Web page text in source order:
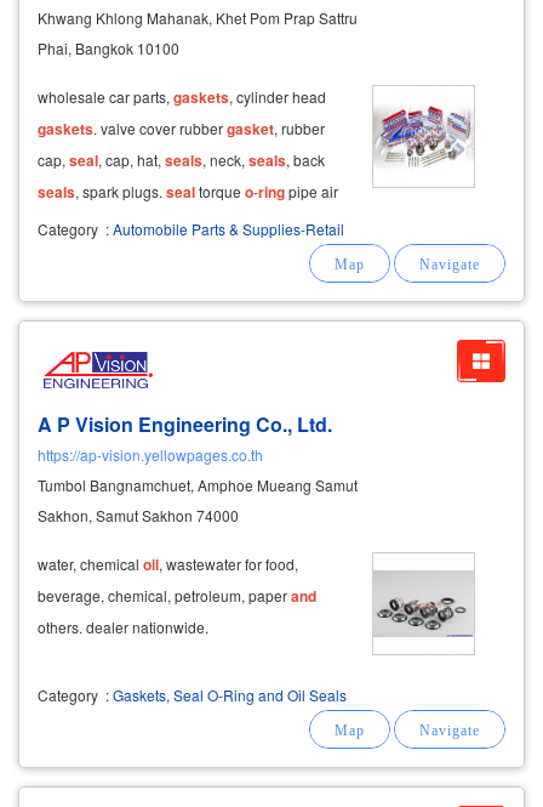
Khwang Khlong Mahanak, Khet Pom Prap Sattru
Phai, Bangkok 10100
wholesale car parts, gaskets, cylinder head
gaskets. valve cover rubbergasket, rubber
cap, seal, cap, hat, seals, neck, seals, back
seals, spark plugs. sealtorque o-ringpipe air
o-ring o-ringgas pumpo-ring oilfilter baseo-
ring ,
Category :Automobile Parts & Supplies-Retail
A P Vision Engineering Co., Ltd.
https://ap-vision.yellowpages.co.th
Tumbol Bangnamchuet, Amphoe Mueang Samut
Sakhon, Samut Sakhon 74000
water, chemical oil, wastewater for food,
beverage, chemical, petroleum, paperand
others. dealer nationwide.
Category :Gaskets, Seal O-Ring and Oil Seals